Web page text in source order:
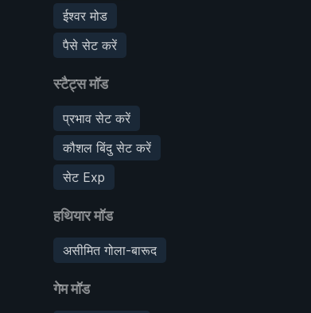
ईश्वर मोड
पैसे सेट करें
स्टैट्स मॉड
प्रभाव सेट करें
कौशल बिंदु सेट करें
सेट Exp
हथियार मॉड
असीमित गोला-बारूद
गेम मॉड